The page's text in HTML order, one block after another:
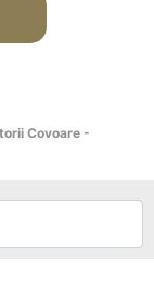
Covoare -